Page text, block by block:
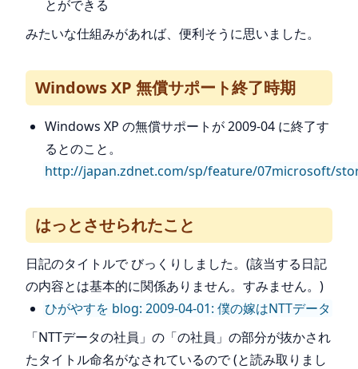
とができる
みたいな仕組みがあれば、便利そうに思いました。
Windows XP 無償サポート終了時期
Windows XP の無償サポートが 2009-04 に終了す
るとのこと。
http://japan.zdnet.com/sp/feature/07microsoft/
はっとさせられたこと
日記のタイトルで びっくりしました。(該当する日記
の内容とは基本的に関係ありません。すみません。)
ひがやすを blog: 2009-04-01: 僕の嫁はNTTデータ
「NTTデータの社員」の「の社員」の部分が抜かされ
たタイトル命名がなされているので (と読み取りまし